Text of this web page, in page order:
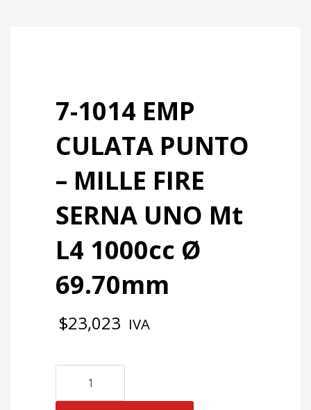
7-1014 EMP
CULATA PUNTO
– MILLE FIRE
SERNA UNO Mt
L4 1000cc Ø
69.70mm
$23,023 IVA
EMP